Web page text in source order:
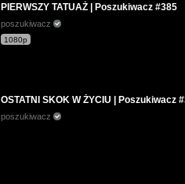
PIERWSZY TATUAŻ | Poszukiwacz #385
poszukiwacz
1080p
OSTATNI SKOK W ŻYCIU | Poszukiwacz
poszukiwacz